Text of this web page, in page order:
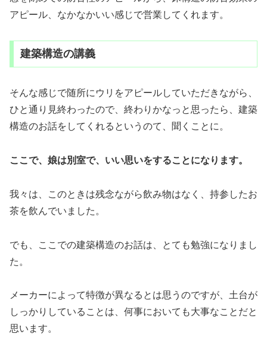
アピール、なかなかいい感じで営業してくれます。
建築構造の講義
そんな感じで随所にウリをアピールしていただきながら、
ひと通り見終わったので、終わりかなっと思ったら、建築
構造のお話をしてくれるというのて、聞くことに。
ここで、娘は別室で、いい思いをすることになります。
我々は、このときは残念ながら飲み物はなく、持参したお
茶を飲んでいました。
でも、ここでの建築構造のお話は、とても勉強になりまし
た。
メーカーによって特徴が異なるとは思うのですが、土台が
しっかりしていることは、何事においても大事なことだと
思います。